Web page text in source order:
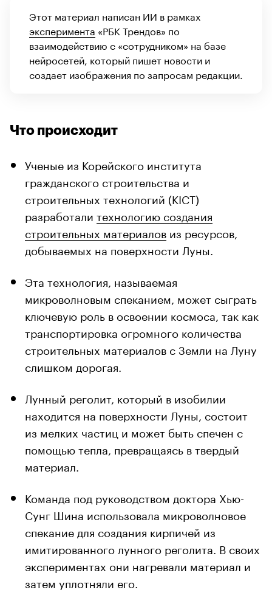
Этот материал написан ИИ в рамках
эксперимента «РБК Трендов» по
взаимодействию с «сотрудником» на базе
нейросетей, который пишет новости и
создает изображения по запросам редакции.
Что происходит
Ученые из Корейского института
гражданского строительства и
строительных технологий (KICT)
разработали технологию создания
строительных материалов из ресурсов,
добываемых на поверхности Луны.
Эта технология, называемая
микроволновым спеканием, может сыграть
ключевую роль в освоении космоса, так как
транспортировка огромного количества
строительных материалов с Земли на Луну
слишком дорогая.
Лунный реголит, который в изобилии
находится на поверхности Луны, состоит
из мелких частиц и может быть спечен с
помощью тепла, превращаясь в твердый
материал.
Команда под руководством доктора Хью-
Сунг Шина использовала микроволновое
спекание для создания кирпичей из
имитированного лунного реголита. В своих
экспериментах они нагревали материал и
затем уплотняли его.